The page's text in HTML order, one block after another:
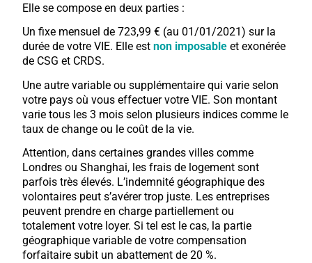
Elle se compose en deux parties :
Un fixe mensuel de 723,99 € (au 01/01/2021) sur la
durée de votre VIE. Elle estnon imposable et exonérée
de CSG et CRDS.
Une autre variable ou supplémentaire qui varie selon
votre pays où vous effectuer votre VIE. Son montant
varie tous les 3 mois selon plusieurs indices comme le
taux de change ou le coût de la vie.
Attention, dans certaines grandes villes comme
Londres ou Shanghai, les frais de logement sont
parfois très élevés. L’indemnité géographique des
volontaires peut s’avérer trop juste. Les entreprises
peuvent prendre en charge partiellement ou
totalement votre loyer. Si tel est le cas, la partie
géographique variable de votre compensation
forfaitaire subit un abattement de 20 %.